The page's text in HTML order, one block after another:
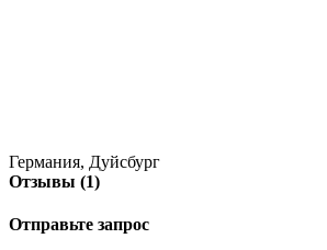
Германия, Дуйсбург
Отзывы (1)
Отправьте запрос